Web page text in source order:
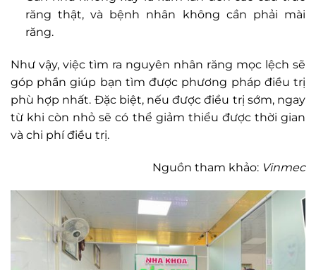
răng thật, và bệnh nhân không cần phải mài
răng.
Như vậy, việc tìm ra nguyên nhân răng mọc lệch sẽ
góp phần giúp bạn tìm được phương pháp điều trị
phù hợp nhất. Đặc biệt, nếu được điều trị sớm, ngay
từ khi còn nhỏ sẽ có thể giảm thiểu được thời gian
và chi phí điều trị.
Nguồn tham khảo: Vinmec